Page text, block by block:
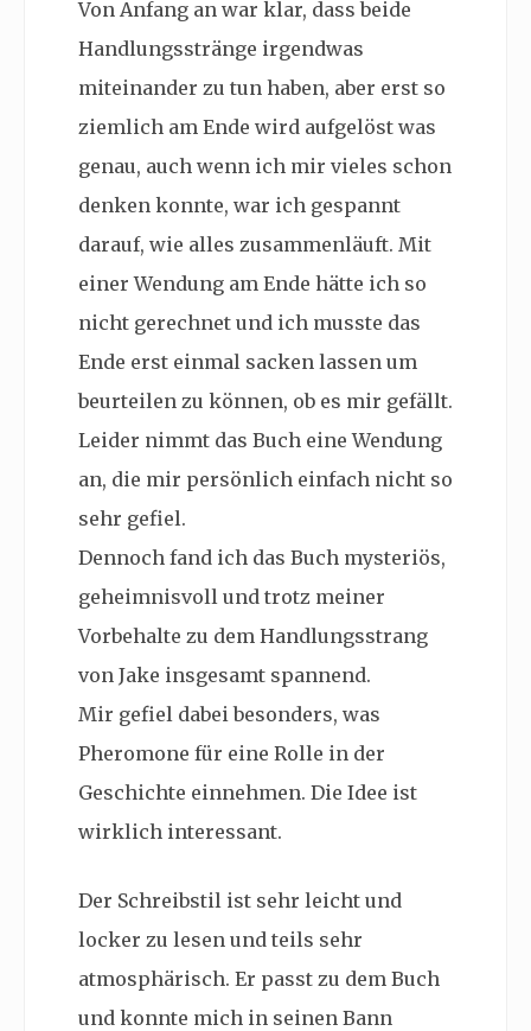
Von Anfang an war klar, dass beide
Handlungsstränge irgendwas
miteinander zu tun haben, aber erst so
ziemlich am Ende wird aufgelöst was
genau, auch wenn ich mir vieles schon
denken konnte, war ich gespannt
darauf, wie alles zusammenläuft. Mit
einer Wendung am Ende hätte ich so
nicht gerechnet und ich musste das
Ende erst einmal sacken lassen um
beurteilen zu können, ob es mir gefällt.
Leider nimmt das Buch eine Wendung
an, die mir persönlich einfach nicht so
sehr gefiel.
Dennoch fand ich das Buch mysteriös,
geheimnisvoll und trotz meiner
Vorbehalte zu dem Handlungsstrang
von Jake insgesamt spannend.
Mir gefiel dabei besonders, was
Pheromone für eine Rolle in der
Geschichte einnehmen. Die Idee ist
wirklich interessant.
Der Schreibstil ist sehr leicht und
locker zu lesen und teils sehr
atmosphärisch. Er passt zu dem Buch
und konnte mich in seinen Bann